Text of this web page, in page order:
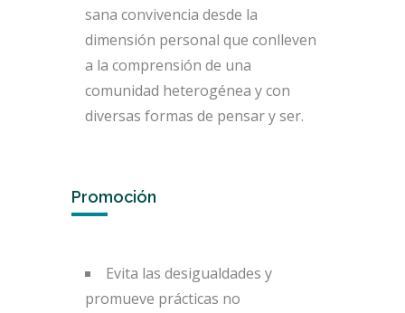
sana convivencia desde la
dimensión personal que conlleven
a la comprensión de una
comunidad heterogénea y con
diversas formas de pensar y ser.
Promoción
Evita las desigualdades y
promueve prácticas no